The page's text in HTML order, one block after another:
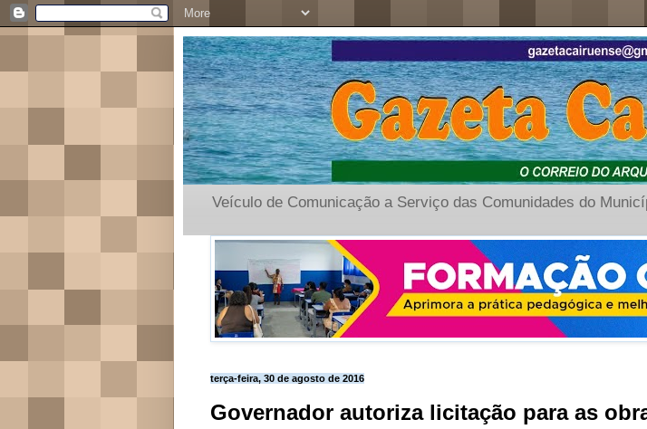
Veículo de Comunicação a Serviço das Comunidades do
terça-feira, 30 de agosto de 2016
Governador autoriza licitação para as